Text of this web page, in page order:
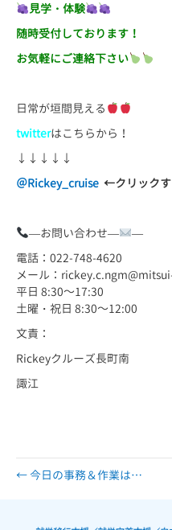
見学・体験
随時受付しております！
お気軽にご連絡下さい
日常が垣間見える
twitterはこちらから！
↓↓↓↓↓
＠Rickey_cruise ←クリック
—お問い合わせ—
—
電話：022-748-4620
メール：
平日 8:30～17:30
土曜・祝日 8:30～12:00
文責：
Rickeyクルーズ長町南
諏江
← 今日の事務＆作業は…